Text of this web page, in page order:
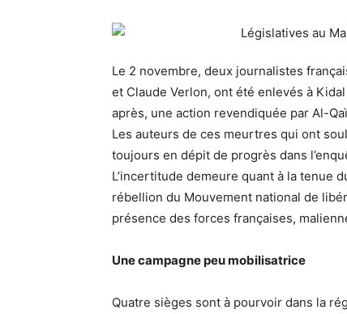
Le 2 novembre, deux journalistes
et Claude Verlon, ont été enlevés à
après, une action revendiquée par Al-
Les auteurs de ces meurtres qui ont
toujours en dépit de progrès dans
L’incertitude demeure quant à la tenue
rébellion du Mouvement national de
présence des forces françaises,
Une campagne peu mobilisatrice
Quatre sièges sont à pourvoir dans la